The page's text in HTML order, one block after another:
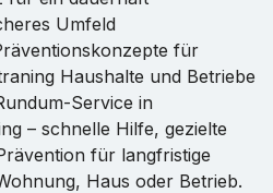
Umfeld
für
Haushalte und Betriebe
Service in
– schnelle Hilfe, gezielte
für langfristige
Haus oder Betrieb.